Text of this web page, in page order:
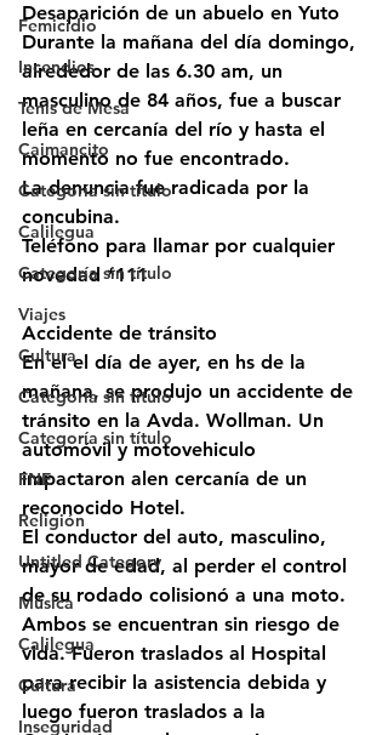
Femicidio
Incendios
Tenis de Mesa
Caimancito
Categoría sin título
Calilegua
Categoría sin título
Viajes
Cultura
Categoría sin título
Categoría sin título
FNE
Religión
Untitled Category
Música
Calilegua
Cultura
Inseguridad
Desaparición de un abuelo en Yuto
Durante la mañana del día domingo,
alrededor de las 6.30 am, un
masculino de 84 años, fue a buscar
leña en cercanía del río y hasta el
momento no fue encontrado.
La denuncia fue radicada por la
concubina.
Teléfono para llamar por cualquier
novedad *111
Accidente de tránsito
En el el día de ayer, en hs de la
mañana, se produjo un accidente de
tránsito en la Avda. Wollman. Un
automóvil y motovehiculo
impactaron alen cercanía de un
reconocido Hotel.
El conductor del auto, masculino,
mayor de edad, al perder el control
de su rodado colisionó a una moto.
Ambos se encuentran sin riesgo de
vida. Fueron traslados al Hospital
para recibir la asistencia debida y
luego fueron traslados a la